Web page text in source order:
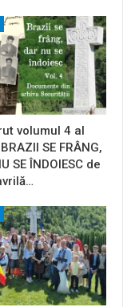
volumul 4 al
SE FRÂNG,
SE ÎNDOIESC de